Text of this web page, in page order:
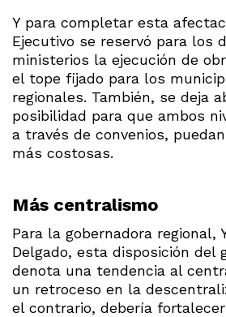
Y para completar esta
Ejecutivo se reservó para los
ministerios la ejecución de
el tope fijado para los
regionales. También, se deja
posibilidad para que ambos
a través de convenios,
más costosas.
Más centralismo
Para la gobernadora regional,
Delgado, esta disposición del
denota una tendencia al
un retroceso en la
el contrario, debería